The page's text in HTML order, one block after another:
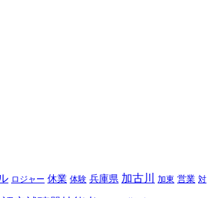
ロジャー 休業 体験 兵庫県 加古川 加東 営業 対